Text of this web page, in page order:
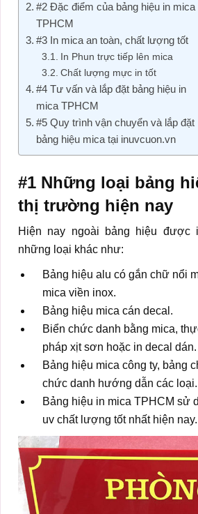
#2 Đặc điểm của bảng hiệu in mica
TPHCM
#3 In mica an toàn, chất lượng tốt
In Phun trực tiếp lên mica
Chất lượng mực in tốt
#4 Tư vấn và lắp đặt bảng hiệu in
mica TPHCM
#5 Quy trình vận chuyển và lắp đặt
bảng hiệu mica tại inuvcuon.vn
#1 Những loại bảng
thị trường hiện nay
Hiện nay ngoài bảng hiệu được
những loại khác như:
Bảng hiệu alu có gắn chữ nổi
mica viền inox.
Bảng hiệu mica cán decal.
Biển chức danh bằng mica,
pháp xịt sơn hoặc in decal dán.
Bảng hiệu mica công ty, bảng
chức danh hướng dẫn các loại.
Bảng hiệu in mica TPHCM sử
uv chất lượng tốt nhất hiện nay.